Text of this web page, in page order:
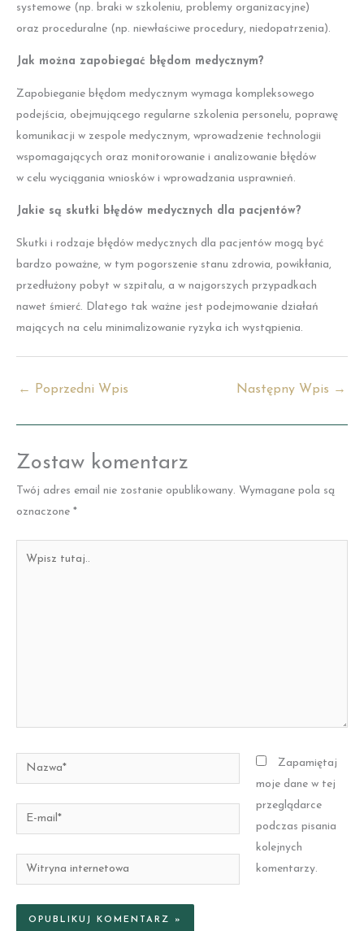
systemowe (np. braki w szkoleniu, problemy organizacyjne)
oraz proceduralne (np. niewłaściwe procedury, niedopatrzenia).
Jak można zapobiegać błędom medycznym?
Zapobieganie błędom medycznym wymaga kompleksowego
podejścia, obejmującego regularne szkolenia personelu, poprawę
komunikacji w zespole medycznym, wprowadzenie technologii
wspomagających oraz monitorowanie i analizowanie błędów
w celu wyciągania wniosków i wprowadzania usprawnień.
Jakie są skutki błędów medycznych dla pacjentów?
Skutki i rodzaje błędów medycznych dla pacjentów mogą być
bardzo poważne, w tym pogorszenie stanu zdrowia, powikłania,
przedłużony pobyt w szpitalu, a w najgorszych przypadkach
nawet śmierć. Dlatego tak ważne jest podejmowanie działań
mających na celu minimalizowanie ryzyka ich wystąpienia.
← Poprzedni Wpis Następny Wpis →
Zostaw komentarz
Twój adres email nie zostanie opublikowany. Wymagane pola są
oznaczone *
Nazwa*
mail*
Witryna
internetowa
Zapamiętaj
moje dane w tej
przeglądarce
podczas pisania
kolejnych
komentarzy.